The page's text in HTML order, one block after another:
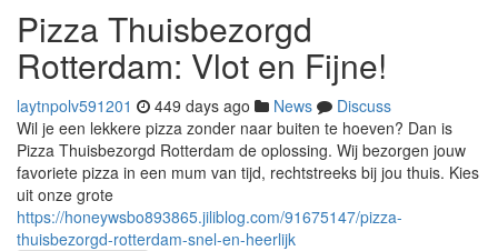
Pizza Thuisbezorgd
Rotterdam: Vlot en Fijne!
laytnpolv591201 449 days ago News
Discuss
Wil je een lekkere pizza zonder naar buiten te hoeven? Dan is
Pizza Thuisbezorgd Rotterdam de oplossing. Wij bezorgen jouw
favoriete pizza in een mum van tijd, rechtstreeks bij jou thuis. Kies
uit onze grote
https://honeywsbo893865.jiliblog.com/91675147/pizza-
thuisbezorgd-rotterdam-snel-en-heerlijk